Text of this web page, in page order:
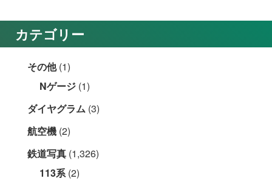
カテゴリー
その他(1)
Nゲージ (1)
ダイヤグラム (3)
航空機 (2)
鉄道写真 (1,326)
113系(2)